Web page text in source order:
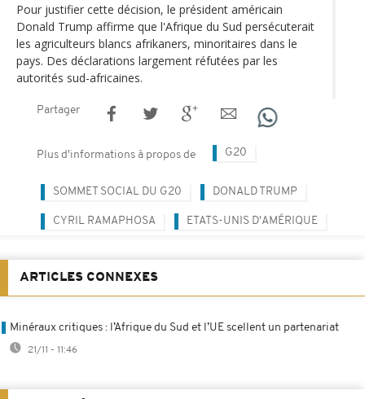
Pour justifier cette décision, le président américain
Donald Trump affirme que l'Afrique du Sud persécuterait
les agriculteurs blancs afrikaners, minoritaires dans le
pays. Des déclarations largement réfutées par les
autorités sud-africaines.
Partager
Plus d'informations à propos de G20
SOMMET SOCIAL DU G20 DONALD TRUMP
CYRIL RAMAPHOSA ETATS-UNIS D'AMÉRIQUE
ARTICLES CONNEXES
Minéraux critiques : l’Afrique du Sud et l’UE scellent un partenariat
21/11 - 11:46